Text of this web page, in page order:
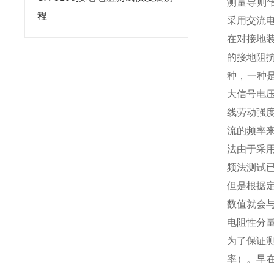
程
测量导则*
采用交流
在对接地
的接地阻
种，一种
大信号电
线劳动强
流的频率
法由于采
频法测试
但是根据
数值就会
电阻性分
为了保证
率）。早